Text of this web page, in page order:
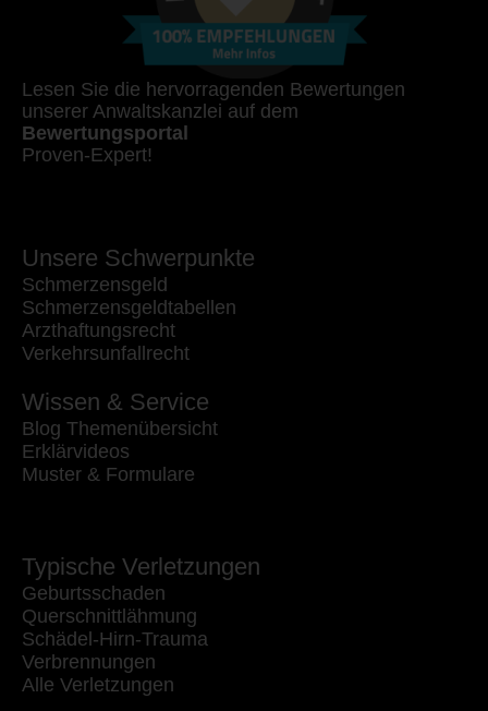
Lesen Sie die hervorragenden Bewertungen
unserer Anwaltskanzlei auf dem
Bewertungsportal
Proven-Expert!
Unsere Schwerpunkte
Schmerzensgeld
Schmerzensgeldtabellen
Arzthaftungsrecht
Verkehrsunfallrecht
Wissen & Service
Blog Themenübersicht
Erklärvideos
Muster & Formulare
Typische Verletzungen
Geburtsschaden
Querschnittlähmung
Schädel-Hirn-Trauma
Verbrennungen
Alle Verletzungen